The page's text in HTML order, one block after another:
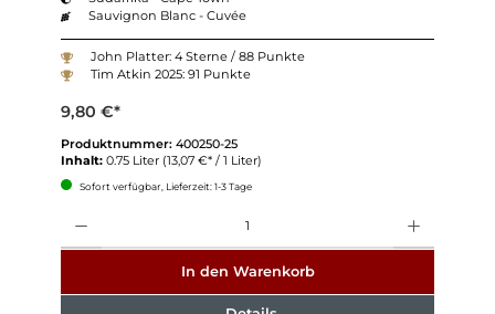
Sauvignon Blanc - Cuvée
John Platter: 4 Sterne / 88 Punkte
Tim Atkin 2025: 91 Punkte
9,80 €*
Produktnummer: 400250-25
Inhalt: 0.75 Liter (13,07 €* / 1 Liter)
Sofort verfügbar, Lieferzeit: 1-3 Tage
In den Warenkorb